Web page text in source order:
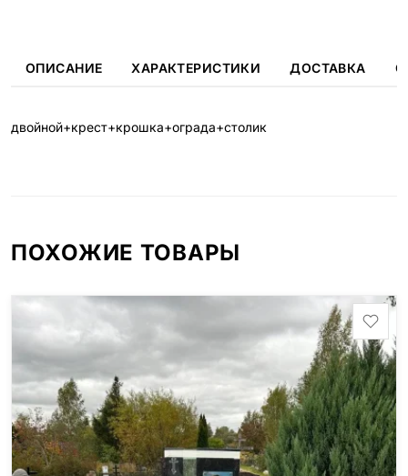
ОПИСАНИЕ ХАРАКТЕРИСТИКИ ДОСТАВКА
двойной+крест+крошка+ограда+столик
ПОХОЖИЕ ТОВАРЫ